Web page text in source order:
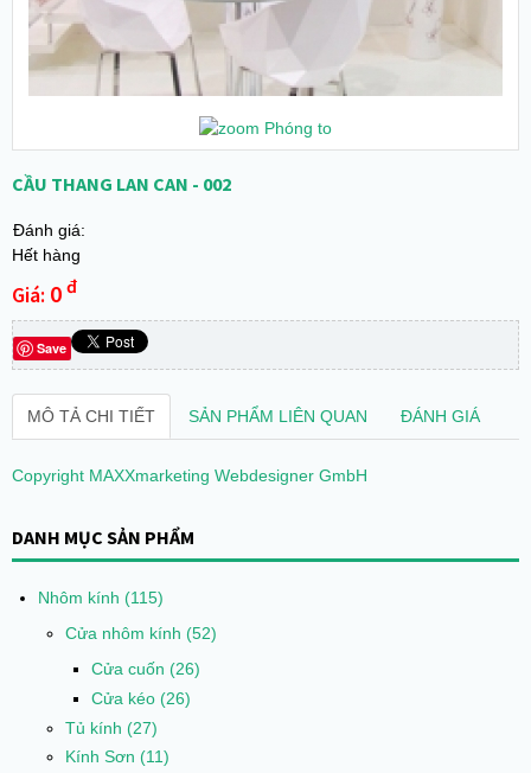
Phóng to
CẦU THANG LAN CAN - 002
Đánh giá:
Hết hàng
Giá: 0 đ
Save
MÔ TẢ CHI TIẾT SẢN PHẨM LIÊN QUAN ĐÁNH GIÁ
Copyright MAXXmarketing Webdesigner GmbH
DANH MỤC SẢN PHẨM
Nhôm kính(115)
Cửa nhôm kính (52)
Cửa cuốn(26)
Cửa kéo(26)
Tủ kính (27)
Kính Sơn (11)